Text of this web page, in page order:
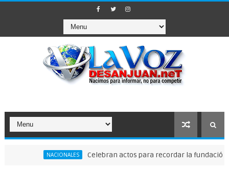
NACIONALES Celebran actos para recordar la fundación de